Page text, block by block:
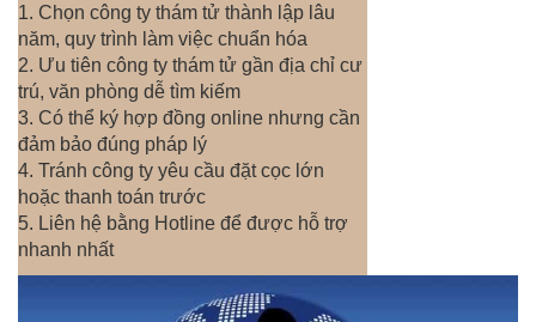
1. Chọn công ty thám tử thành lập lâu
năm, quy trình làm việc chuẩn hóa
2. Ưu tiên công ty thám tử gần địa chỉ cư
trú, văn phòng dễ tìm kiếm
3. Có thể ký hợp đồng online nhưng cần
đảm bảo đúng pháp lý
4. Tránh công ty yêu cầu đặt cọc lớn
hoặc thanh toán trước
5. Liên hệ bằng Hotline để được hỗ trợ
nhanh nhất